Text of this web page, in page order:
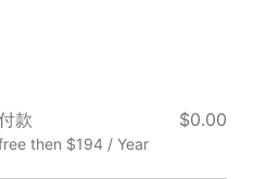
款
then $194 / Year
$0.00